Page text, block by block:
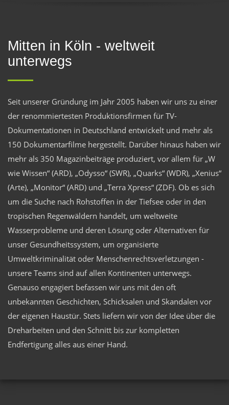
Mitten in Köln - weltweit
unterwegs
Seit unserer Gründung im Jahr 2005 haben wir uns zu einer
der renommiertesten Produktionsfirmen für TV-
Dokumentationen in Deutschland entwickelt und mehr als
150 Dokumentarfilme hergestellt. Darüber hinaus haben wir
mehr als 350 Magazinbeiträge produziert, vor allem für „W
wie Wissen“ (ARD), „Odysso“ (SWR), „Quarks“ (WDR), „Xenius“
(Arte), „Monitor“ (ARD) und „Terra Xpress“ (ZDF). Ob es sich
um die Suche nach Rohstoffen in der Tiefsee oder in den
tropischen Regenwäldern handelt, um weltweite
Wasserprobleme und deren Lösung oder Alternativen für
unser Gesundheitssystem, um organisierte
Umweltkriminalität oder Menschenrechtsverletzungen -
unsere Teams sind auf allen Kontinenten unterwegs.
Genauso engagiert befassen wir uns mit den oft
unbekannten Geschichten, Schicksalen und Skandalen vor
der eigenen Haustür. Stets liefern wir von der Idee über die
Dreharbeiten und den Schnitt bis zur kompletten
Endfertigung alles aus einer Hand.